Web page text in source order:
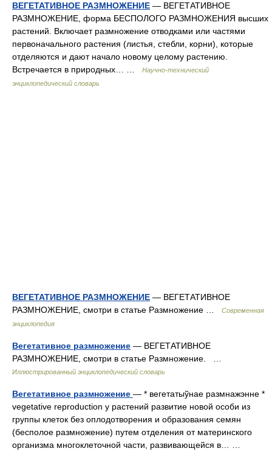
ВЕГЕТАТИВНОЕ РАЗМНОЖЕНИЕ — ВЕГЕТАТИВНОЕ
РАЗМНОЖЕНИЕ, форма БЕСПОЛОГО РАЗМНОЖЕНИЯ высших
растений. Включает размножение отводками или частями
первоначального растения (листья, стебли, корни), которые
отделяются и дают начало новому целому растению.
Встречается в природных… …
Научно-технический
энциклопедический словарь
ВЕГЕТАТИВНОЕ РАЗМНОЖЕНИЕ — ВЕГЕТАТИВНОЕ
РАЗМНОЖЕНИЕ, смотри в статье Размножение …
Современная
энциклопедия
Вегетативное размножение — ВЕГЕТАТИВНОЕ
РАЗМНОЖЕНИЕ, смотри в статье Размножение. …
Иллюстрированный энциклопедический словарь
Вегетативное размножение — * вегетатыўнае размнажэнне *
vegetative reproduction у растений развитие новой особи из
группы клеток без оплодотворения и образования семян
(бесполое размножение) путем отделения от материнского
организма многоклеточной части, развивающейся в… …